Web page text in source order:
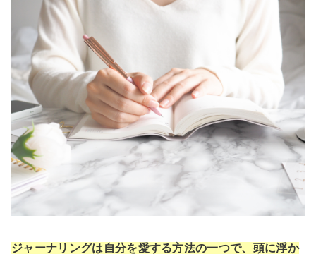
ジャーナリングは自分を愛する方法の一つで、頭に浮か